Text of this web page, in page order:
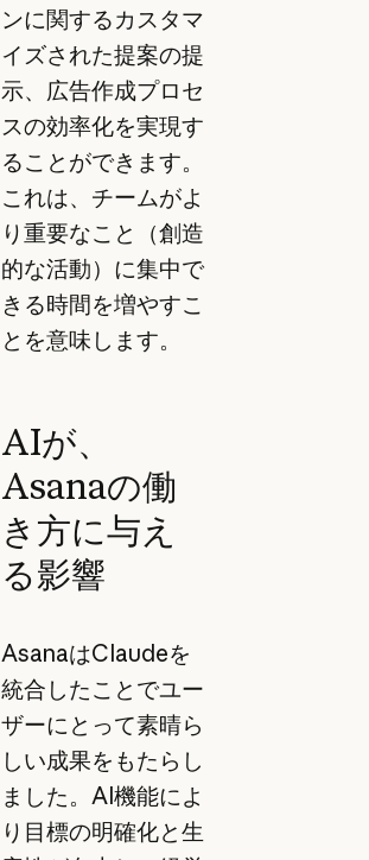
ンに関するカスタマ
イズされた提案の提
示、広告作成プロセ
スの効率化を実現す
ることができます。
これは、チームがよ
り重要なこと（創造
的な活動）に集中で
きる時間を増やすこ
とを意味します。
AIが、
Asanaの働
き方に与え
る影響
AsanaはClaudeを
統合したことでユー
ザーにとって素晴ら
しい成果をもたらし
ました。AI機能によ
り目標の明確化と生